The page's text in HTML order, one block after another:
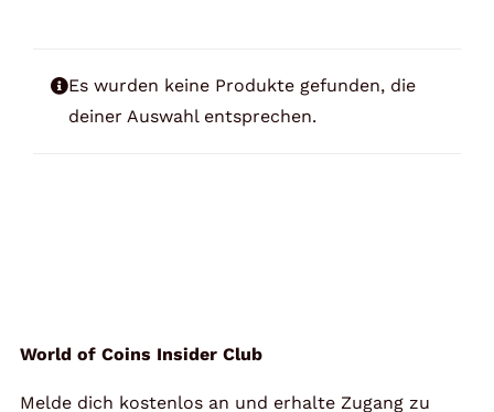
Es wurden keine Produkte gefunden, die
deiner Auswahl entsprechen.
World of Coins Insider Club
Melde dich kostenlos an und erhalte Zugang zu